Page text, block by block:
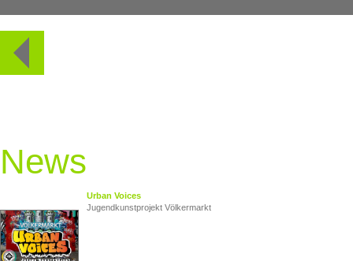
News
Urban Voices
Jugendkunstprojekt Völkermarkt